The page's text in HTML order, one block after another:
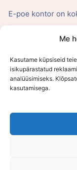
Me
Kasutame küpsiseid
isikupärastatud
analüüsimiseks.
kasutamisega.
E-poe kontor on
Viljandi mnt 75,